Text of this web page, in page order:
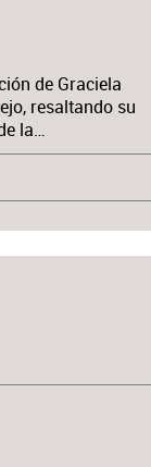
de Graciela
resaltando su
la…